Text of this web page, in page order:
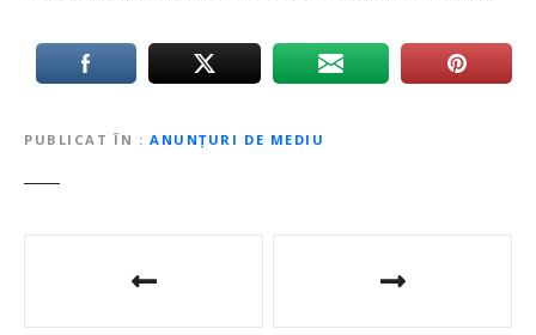
PUBLICAT ÎN ANUNȚURI DE MEDIU